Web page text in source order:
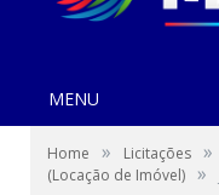
MENU
Home » Licitações »
(Locação de Imóvel) »